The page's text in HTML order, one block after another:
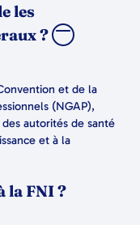
les
?
et de la
(NGAP),
autorités de santé
et à la
la FNI ?